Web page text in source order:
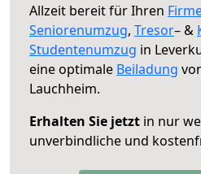
Allzeit bereit für Ihren
Seniorenumzug, Tresor– &
Studentenumzug in
eine optimale Beiladung
Lauchheim.
Erhalten Sie jetzt in nur
unverbindliche und